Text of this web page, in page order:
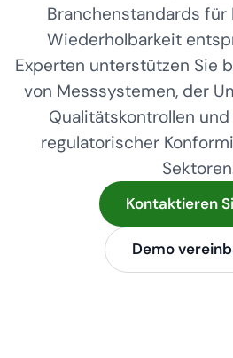
Branchenstandards für
Wiederholbarkeit
Experten unterstützen Sie
von Messsystemen, der
Qualitätskontrollen
regulatorischer
Kontaktieren
Demo